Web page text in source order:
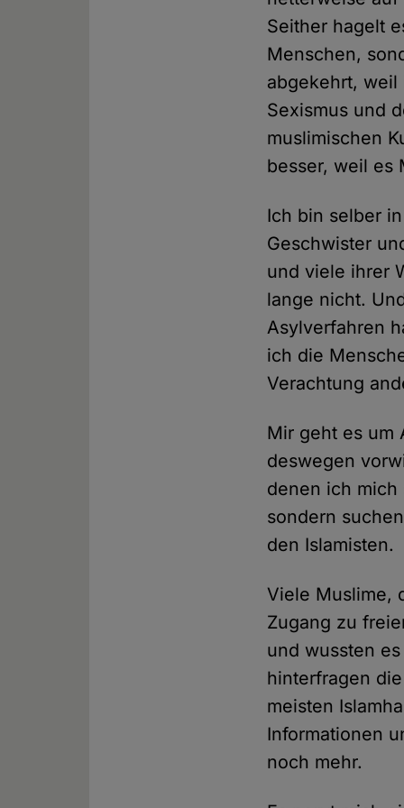
Seither hagelt
Menschen,
abgekehrt,
Sexismus und
muslimischen
besser, weil es
Ich bin selber
Geschwister
und viele ihrer
lange nicht.
Asylverfahren
ich die
Verachtung
Mir geht es um
deswegen
denen ich mich
sondern
den Islamisten.
Viele Muslime,
Zugang zu
und wussten
hinterfragen
meisten
Informationen
noch mehr.